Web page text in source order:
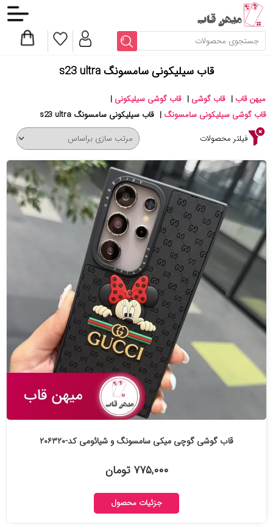
قاب سیلیکونی سامسونگ s23 ultra
میهن قاب | قاب گوشی | قاب گوشی سیلیکونی |
قاب گوشی سیلیکونی سامسونگ | قاب سیلیکونی سامسونگ s23 ultra
فیلتر محصولات
قاب گوشی گوچی میکی سامسونگ و شیائومی کد-۲۰۶۳۲۰
۷۷۵,۰۰۰ تومان
جزئیات محصول